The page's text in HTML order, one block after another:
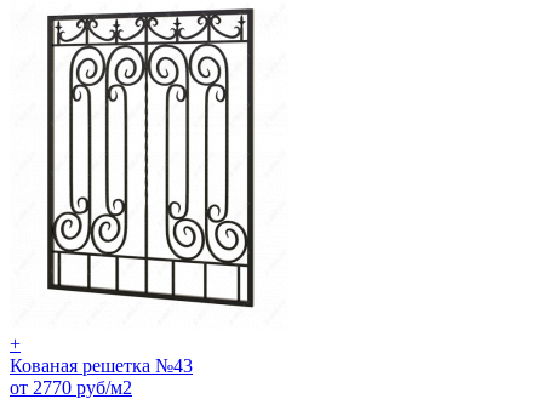
+
Кованая решетка №43
от 2770 руб/м2